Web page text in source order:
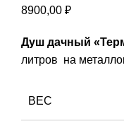
8900,00 ₽
Душ дачный
литров на
ВЕС